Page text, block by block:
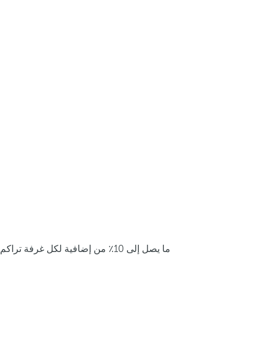
ما يصل إلى 10٪ من إضافية لكل غرفة تراكم